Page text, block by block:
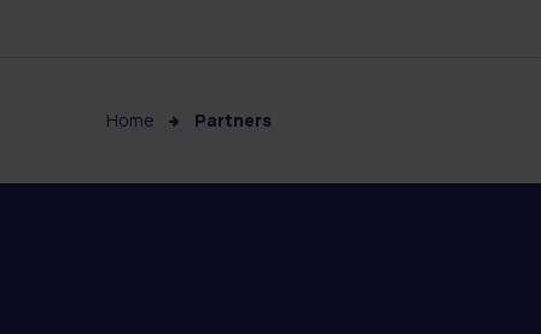
Home Partners